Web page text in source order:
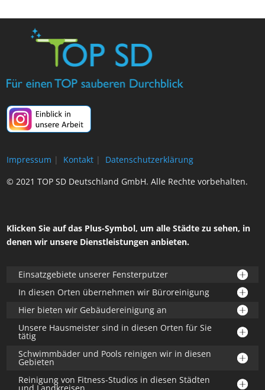
Impressum | Kontakt |
Datenschutzerklärung
© 2021 TOP SD Deutschland GmbH. Alle Rechte vorbehalten.
Klicken Sie auf das Plus-Symbol, um alle Städte zu sehen, in
denen wir unsere Dienstleistungen anbieten.
Einsatzgebiete unserer Fensterputzer
In diesen Orten übernehmen wir Büroreinigung
Hier bieten wir Gebäudereinigung an
Unsere Hausmeister sind in diesen Orten für Sie
tätig
Schwimmbäder und Pools reinigen wir in diesen
Gebieten
Reinigung von Fitness-Studios in diesen Städten
und Landkreisen